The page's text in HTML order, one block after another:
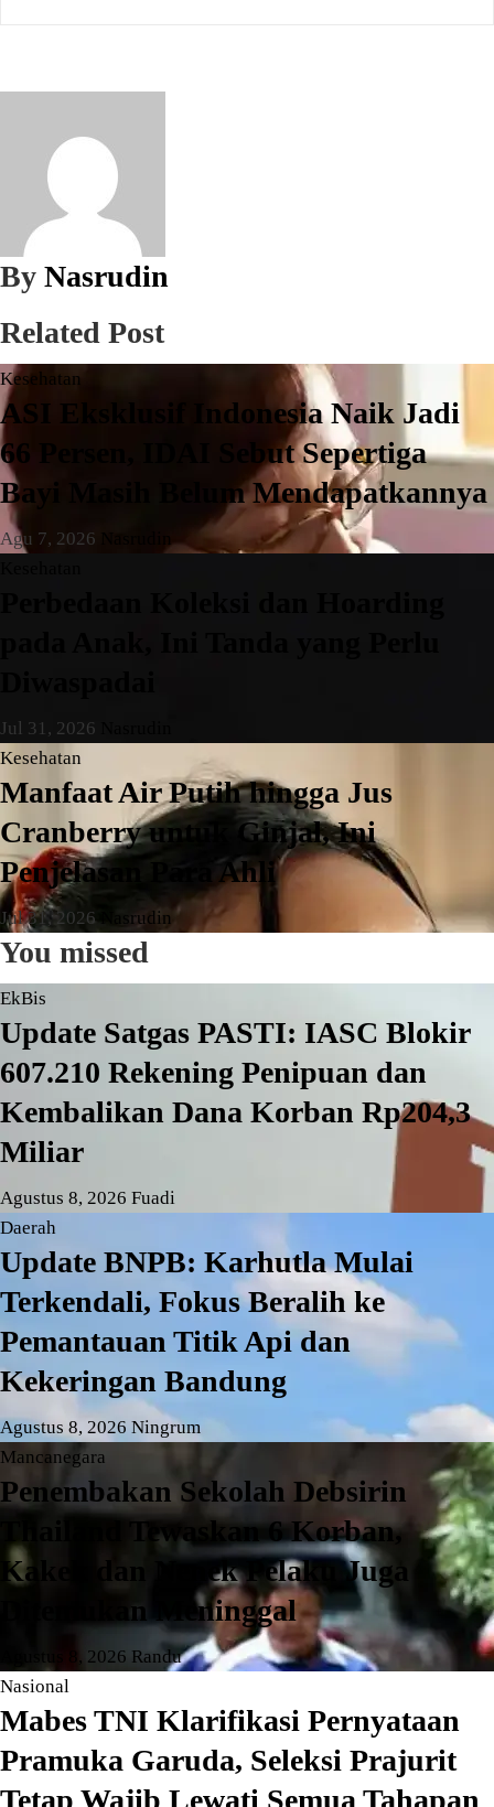
By Nasrudin
Related Post
Kesehatan
ASI Eksklusif Indonesia Naik Jadi
66 Persen, IDAI Sebut Sepertiga
Bayi Masih Belum Mendapatkannya
Agu 7, 2026
Jul 31, 2026
Kesehatan
Manfaat Air Putih hingga Jus
Cranberry untuk Ginjal, Ini
Penjelasan Para Ahli
Jul 31, 2026 Nasrudin
You missed
EkBis
Update Satgas PASTI: IASC Blokir
607.210 Rekening Penipuan dan
Kembalikan Dana Korban Rp204,3
Miliar
Agustus 8, 2026 Fuadi
Daerah
Update BNPB: Karhutla Mulai
Terkendali, Fokus Beralih ke
Pemantauan Titik Api dan
Kekeringan Bandung
Agustus 8, 2026 Ningrum
Mancanegara
Penembakan Sekolah Debsirin
Thailand Tewaskan 6 Korban,
Kakek dan Nenek Pelaku Juga
Ditemukan Meninggal
Agustus 8, 2026 Randu
Nasional
Mabes TNI Klarifikasi Pernyataan
Pramuka Garuda, Seleksi Prajurit
Tetap Wajib Lewati Semua Tahapan